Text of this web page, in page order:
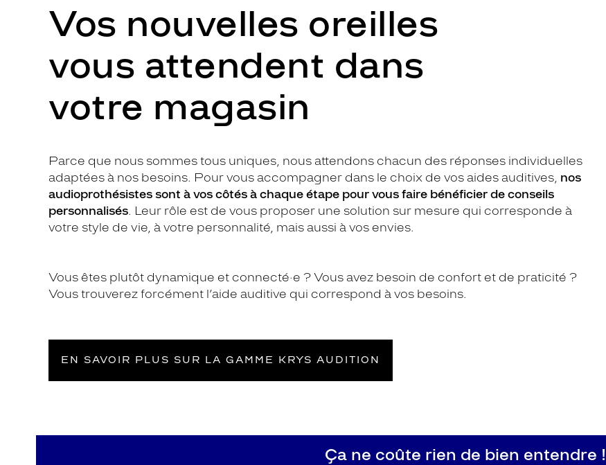
Vos nouvelles oreilles
vous attendent dans
votre magasin
Parce que nous sommes tous uniques, nous attendons chacun des réponses individuelles
adaptées à nos besoins. Pour vous accompagner dans le choix de vos aides auditives, nos
audioprothésistes sont à vos côtés à chaque étape pour vous faire bénéficier de conseils
personnalisés. Leur rôle est de vous proposer une solution sur mesure qui corresponde à
votre style de vie, à votre personnalité, mais aussi à vos envies.
Vous êtes plutôt dynamique et connecté·e ? Vous avez besoin de confort et de praticité ?
Vous trouverez forcément l’aide auditive qui correspond à vos besoins.
EN SAVOIR PLUS SUR LA GAMME KRYS AUDITION
Ça ne coûte rien de bien entendre !